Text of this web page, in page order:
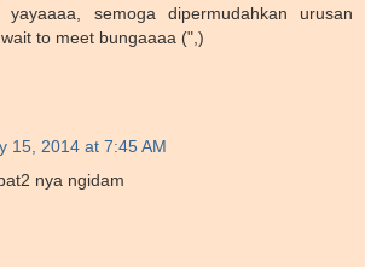
yayaaaa, semoga dipermudahkan urusan
to meet bungaaaa (",)
15, 2014 at 7:45 AM
nya ngidam